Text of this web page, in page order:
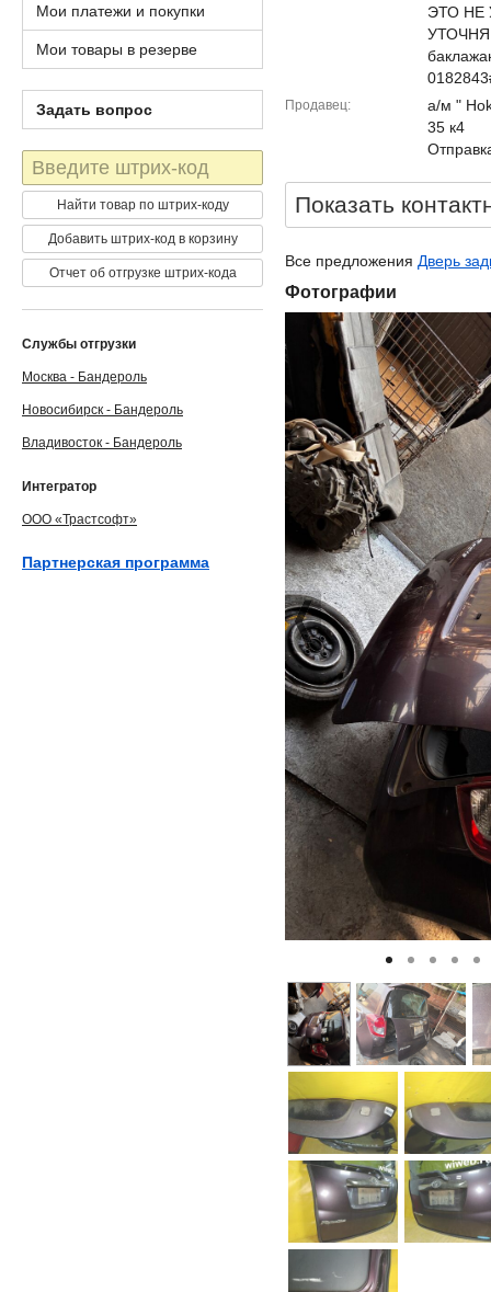
ЭТО НЕ
Продавец
а/м "
35 к4
Показать
Все предложения Дверь
Фотографии
Мои платежи и покупки
Мои товары в резерве
Задать вопрос
Штрих-
код
Найти товар по штрих-коду
Добавить штрих-код в корзину
Отчет об отгрузке штрих-кода
Службы отгрузки
Москва - Бандероль
Новосибирск - Бандероль
Владивосток - Бандероль
Интегратор
ООО «Трастсофт»
Партнерская программа